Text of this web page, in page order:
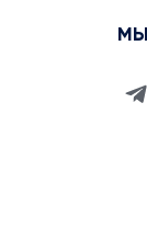
Изучение
Красота